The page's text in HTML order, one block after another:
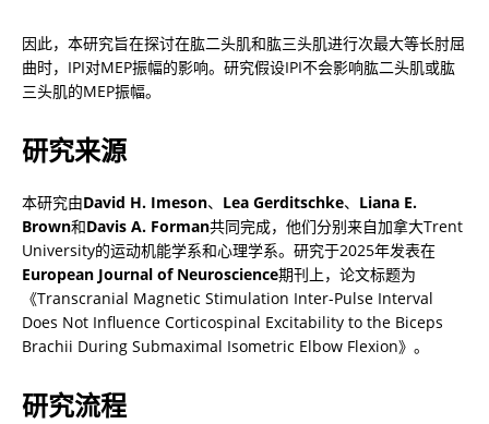
因此，本研究旨在探讨在肱二头肌和肱三头肌进行次最大等长肘屈
曲时，IPI对MEP振幅的影响。研究假设IPI不会影响肱二头肌或肱
三头肌的MEP振幅。
研究来源
本研究由David H. Imeson、 Lea Gerditschke、 Liana E.
Brown和Davis A. Forman共同完成，他们分别来自加拿大Trent
University的运动机能学系和心理学系。研究于2025年发表在
European Journal of Neuroscience期刊上，论文标题为
《Transcranial Magnetic Stimulation Inter-Pulse Interval
Does Not Influence Corticospinal Excitability to the Biceps
Brachii During Submaximal Isometric Elbow Flexion》。
研究流程